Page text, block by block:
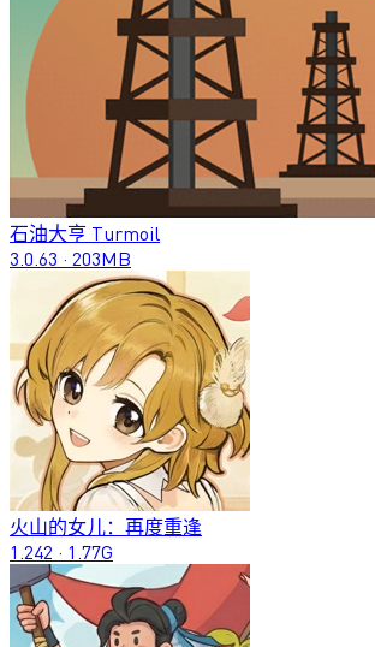
石油大亨 Turmoil
3.0.63 · 203MB
火山的女儿：再度重逢
1.242 · 1.77G